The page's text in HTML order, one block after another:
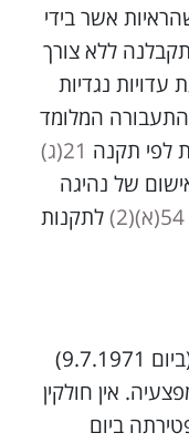
אשר בידי
ללא צורך
נגדיות
המלומד
לפי תקנה 21(ג)
של נהיגה
לתקנות
כחודש ימים לפני פסק-הדין הנ"ל (ביום 9.7.1971)
אין חולקין
ביום